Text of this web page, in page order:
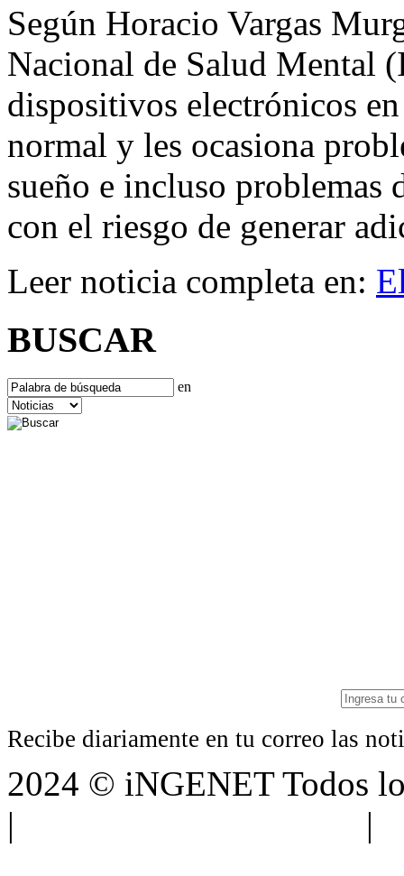
Según Horacio Vargas
Nacional de Salud Mental
dispositivos electrónicos
normal y les ocasiona
sueño e incluso problemas
con el riesgo de generar
Leer noticia completa en:
BUSCAR
en
Recibe diariamente en tu correo las
2024 © iNGENET Todos
|
|